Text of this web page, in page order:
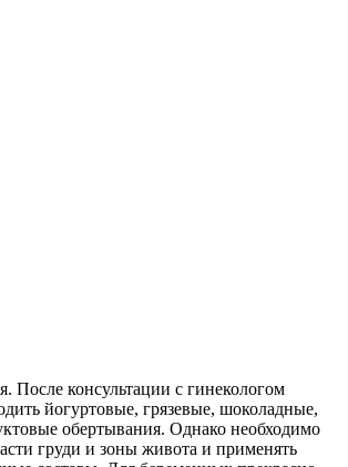
После консультации с гинекологом
йогуртовые, грязевые, шоколадные,
обертывания. Однако необходимо
груди и зоны живота и применять